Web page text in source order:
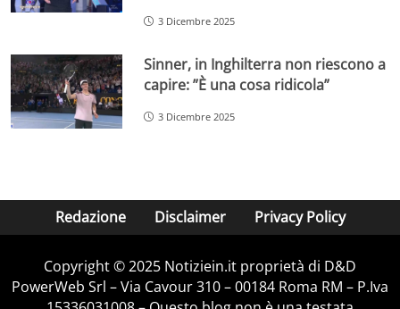
3 Dicembre 2025
Sinner, in Inghilterra non riescono a
capire: ”È una cosa ridicola”
3 Dicembre 2025
Redazione Disclaimer Privacy Policy
Copyright © 2025 Notiziein.it proprietà di D&D
PowerWeb Srl – Via Cavour 310 – 00184 Roma RM – P.Iva